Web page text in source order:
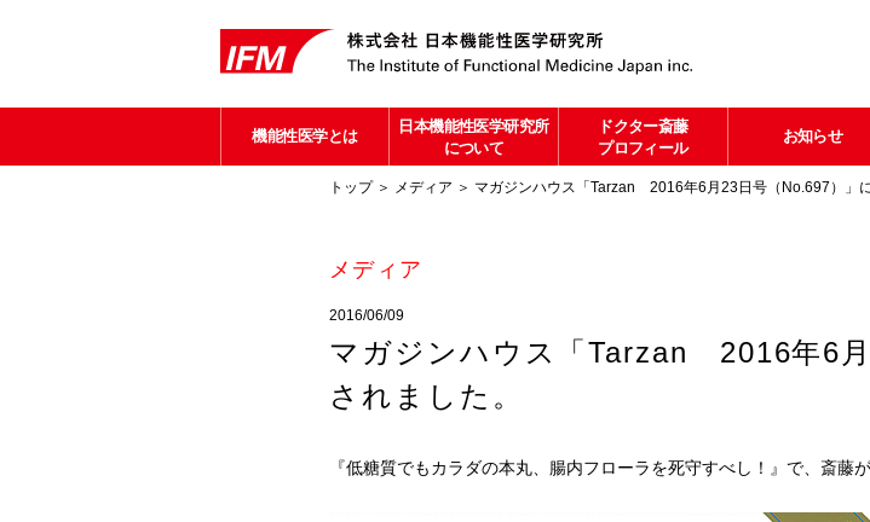
機能性医学とは
日本機能性医学研究所
について
ドクター斎藤
プロフィール
お知らせ
トップ＞ メディア ＞ マガジンハウス「Tarzan 2016年6月23日号（No.697）」に
メディア
2016/06/09
マガジンハウス「Tarzan 2016年6
されました。
『低糖質でもカラダの本丸、腸内フローラを死守すべし！』で、斎藤